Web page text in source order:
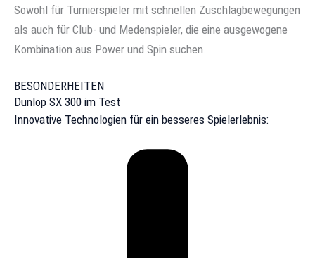
Sowohl für Turnierspieler mit schnellen Zuschlagbewegungen
als auch für Club- und Medenspieler, die eine ausgewogene
Kombination aus Power und Spin suchen.
BESONDERHEITEN
Dunlop SX 300 im Test
Innovative Technologien für ein besseres Spielerlebnis: